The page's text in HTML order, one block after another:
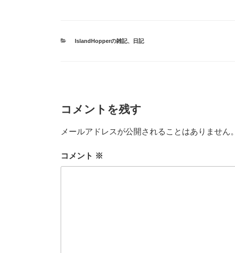
カIslandHopperの雑記、 日記
コメントを残す
メールアドレスが公開されることはありません。
コメント ※